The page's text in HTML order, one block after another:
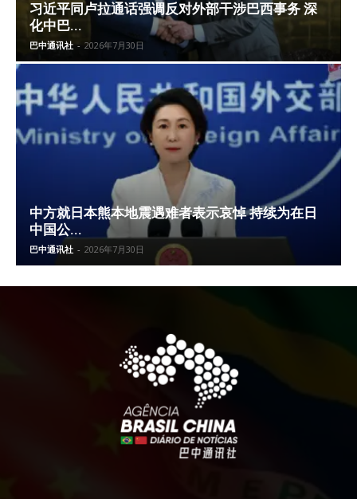
习近平同卢拉通话强调反对外部干涉巴西事务 深
化中巴...
巴中通讯社 - 2026年7月30日
中方就日本熊本地震遇难者表示哀悼 持续为在日
中国公...
巴中通讯社 - 2026年7月30日